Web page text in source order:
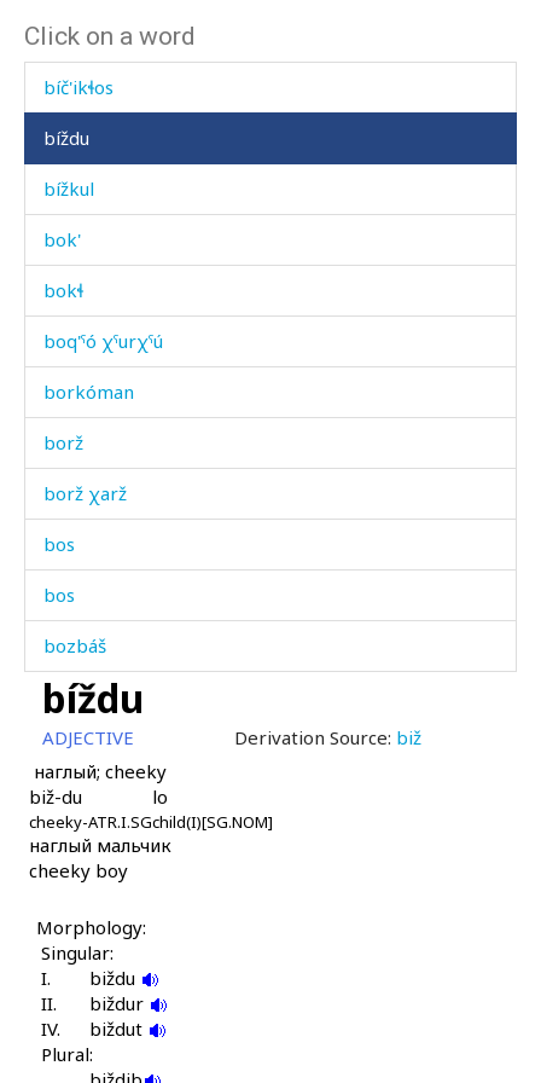
Click on a word
bízbos
bíč'ikɬos
bíždu
bížkul
bok'
bokɬ
boq'ˤó χˤurχˤú
borkóman
borž
borž χarž
bos
bos
bozbáš
boč'ón
bošór
bošór-ɬːonnól
božánkul
bók'arči
bólkul
bóllu
bíždu
ADJECTIVE Derivation Source: biž
наглый; cheeky
biž-du
cheeky-ATR.I.SG
lo
child(I)[SG.NOM]
наглый мальчик
cheeky boy
Morphology:
Singular:
I.
biždu
II.
biždur
IV.
biždut
Plural: